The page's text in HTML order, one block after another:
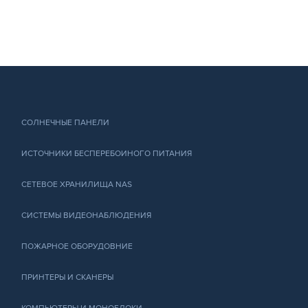
СОЛНЕЧНЫЕ ПАНЕЛИ
ИСТОЧНИКИ БЕСПЕРЕБОИНОГО ПИТАНИЯ
СЕТЕВОЕ ХРАНИЛИЩА NAS
СИСТЕМЫ ВИДЕОНАБЛЮДЕНИЯ
ПОЖАРНОЕ ОБОРУДОВНИЕ
ПРИНТЕРЫ И СКАНЕРЫ